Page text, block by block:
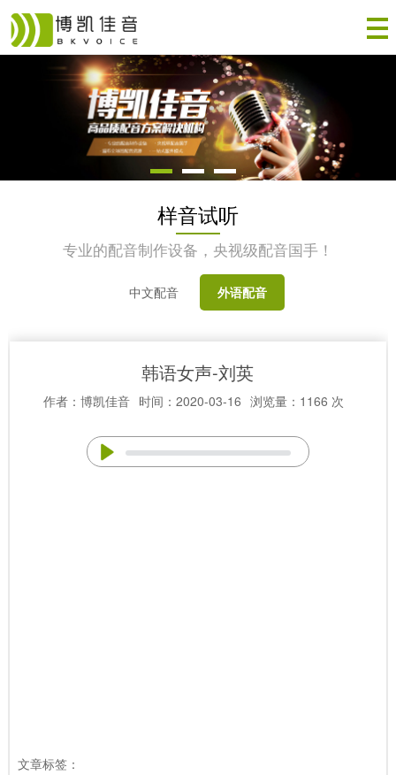
样音试听
专业的配音制作设备，央视级配音国手！
中文配音 外语配音
韩语女声-刘英
作者：博凯佳音 时间：2020-03-16 浏览量：1166 次
文章标签：